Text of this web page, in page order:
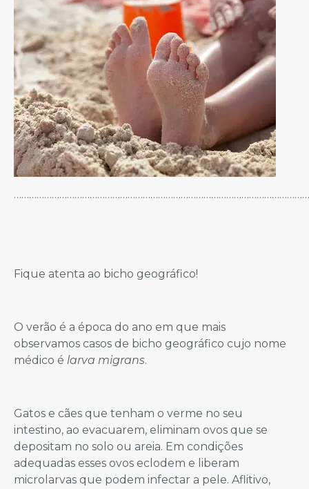
Fique atenta ao bicho geográfico!
O verão é a época do ano em que mais
observamos casos de bicho geográfico cujo nome
médico é larva migrans.
Gatos e cães que tenham o verme no seu
intestino, ao evacuarem, eliminam ovos que se
depositam no solo ou areia. Em condições
adequadas esses ovos eclodem e liberam
microlarvas que podem infectar a pele. Aflitivo,